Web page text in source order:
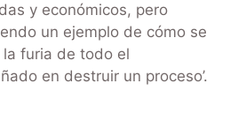
y económicos, pero
un ejemplo de cómo se
furia de todo el
en destruir un proceso’.